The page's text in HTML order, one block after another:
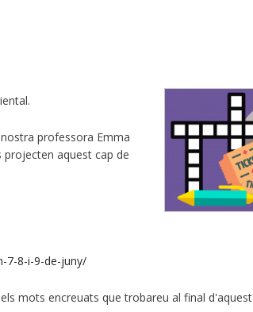
professora Emma
projecten aquest cap de
7-8-i-9-de-juny/
mots encreuats que trobareu al final